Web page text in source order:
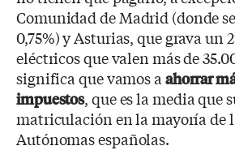
Comunidad de Madrid (donde
0,75%) y Asturias, que grava un
eléctricos que valen más de
significa que vamos a ahorrar
impuestos, que es la media que
matriculación en la mayoría de
Autónomas españolas.